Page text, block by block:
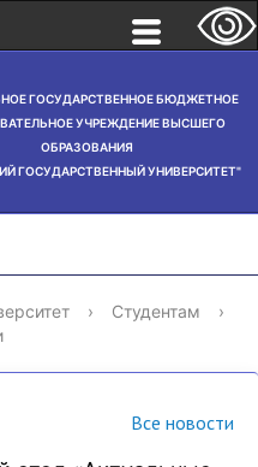
ГОСУДАРСТВЕННОЕ БЮДЖЕТНОЕ
УЧРЕЖДЕНИЕ ВЫСШЕГО
ОБРАЗОВАНИЯ
ГОСУДАРСТВЕННЫЙ УНИВЕРСИТЕТ"
НАУЧНАЯ
ДЕЯТЕЛЬНОСТЬ
› Студентам
›
Все новости